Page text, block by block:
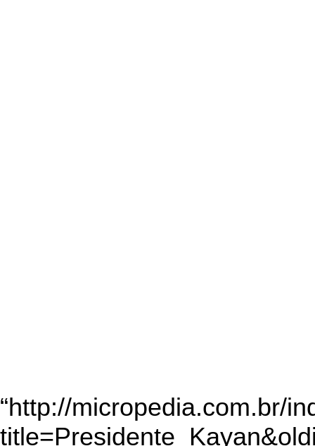
“http://micropedia.com.br/